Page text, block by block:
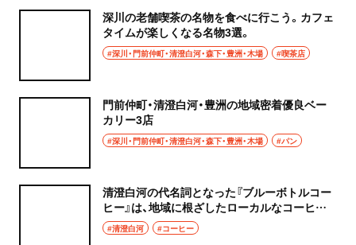
深川の老舗喫茶の名物を食べに行こう。カフェ
タイムが楽しくなる名物3選。
#深川・門前仲町・清澄白河・森下・豊洲・木場 #喫茶店
門前仲町・清澄白河・豊洲の地域密着優良ベー
カリー3店
#深川・門前仲町・清澄白河・森下・豊洲・木場 #パン
清澄白河の代名詞となった『ブルーボトルコー
ヒー』は、地域に根ざしたローカルなコーヒー
ショップになっていた！
#清澄白河 #コーヒー